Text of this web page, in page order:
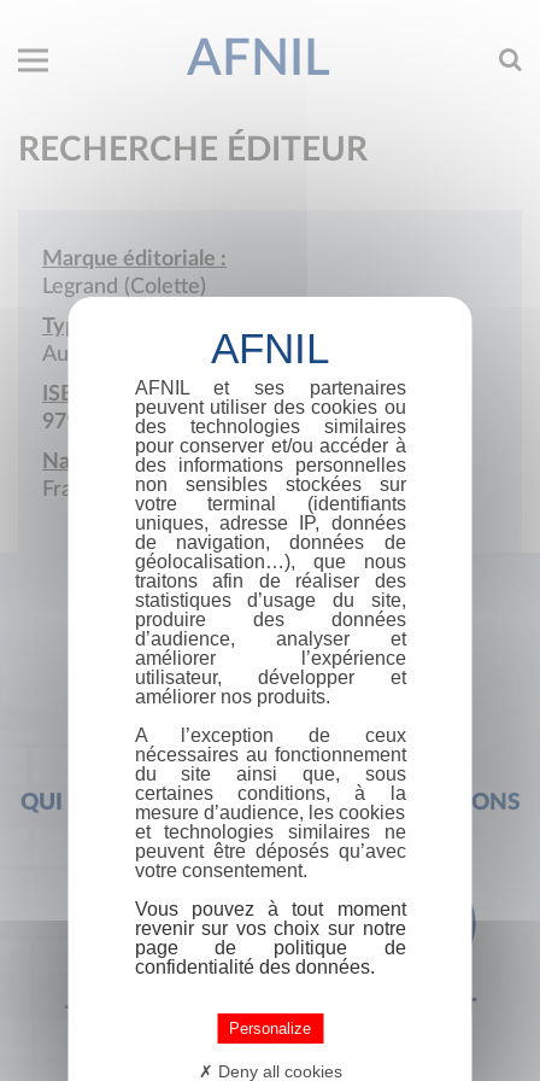
AFNIL
RECHERCHE ÉDITEUR
Marque éditoriale :
Legrand (Colette)
Type de société :
Auto-édition
ISBN :
979-10-699-6782-3
Nationalité :
France
QUI SOMMES-NOUS ? FOIRE AUX QUESTIONS
+33 (0) 1 44 41 29 19 CONTACT
AFNIL et ses partenaires
peuvent utiliser des cookies ou
des technologies similaires
pour conserver et/ou accéder à
des informations personnelles
non sensibles stockées sur
votre terminal (identifiants
uniques, adresse IP, données
de navigation, données de
géolocalisation…), que nous
traitons afin de réaliser des
statistiques d’usage du site,
produire des données
d’audience, analyser et
améliorer l’expérience
utilisateur, développer et
améliorer nos produits.
A l’exception de ceux
nécessaires au fonctionnement
du site ainsi que, sous
certaines conditions, à la
mesure d’audience, les cookies
et technologies similaires ne
peuvent être déposés qu’avec
votre consentement.
Vous pouvez à tout moment
revenir sur vos choix sur notre
page de politique de
confidentialité des données.
Personalize
Deny all cookies